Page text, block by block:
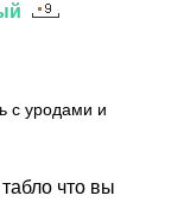
с уродами и
что вы